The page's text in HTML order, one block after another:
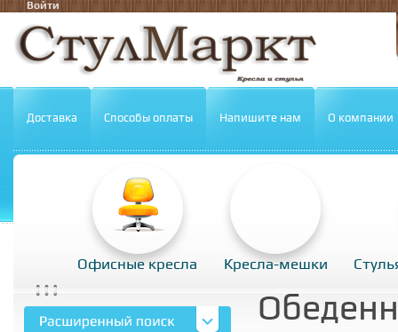
Войти
Доставка Способы оплаты Напишите нам О компании
Офисные кресла Кресла-мешки